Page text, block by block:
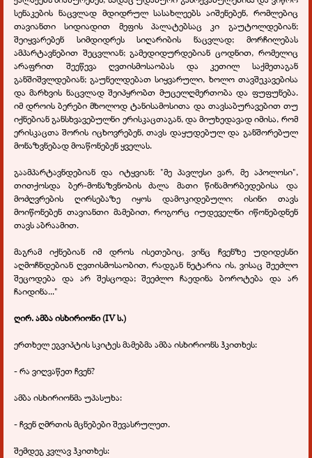
სენაკების ნაცვლად მდიდრულ სასახლეებს აიშენებენ, რომლებიც
თავიანთი სიდიადით მეფის პალატებსაც კი გაუტოლდებიან;
შეიყვარებენ სიმდიდრეს სიღარიბის ნაცვლად; მორჩილებას
ამპარტავნებით შეცვლიან; გამედიდურდებიან ცოდნით, რომელიც
არაფრით შეეწევა ღვთისმოსაობას და კეთილ საქმეთაგან
განშიშვლდებიან; გაუნელდებათ სიყვარული, ხოლო თავშეკავებისა
და მარხვის ნაცვლად შეიპყრობთ მუცელღმერთობა და ფუფუნება.
იმ დროის ბერები მხოლოდ ტანისამოსითა და თავსაბურავებით თუ
იქნებიან განსხვავებულნი ერისკაცთაგან, და მიუხედავად იმისა, რომ
ერისკაცთა შორის იცხოვრებენ, თავს დაყუდებულ და განშორებულ
მონაზვნებად მოაწონებენ ყველას.
გაამპარტავნდებიან და იტყვიან: "მე პავლესი ვარ, მე აპოლოსი",
თითქოსდა ბერ-მონაზვნობის ძალა მათი წინამორბედებისა და
მოძღვრების ღირსებაზე იყოს დამოკიდებული; ისინი თავს
მოიწონებენ თავიანთი მამებით, როგორც იუდეველნი იწონებდნენ
თავს აბრაამით.
მაგრამ იქნებიან იმ დროს ისეთებიც, ვინც ჩვენზე უდიდესნი
აღმოჩნდებიან ღვთისმოსაობით, რადგან ნეტარია ის, ვისაც შეეძლო
შეცოდება და არ შესცოდა; შეეძლო ჩაედინა ბოროტება და არ
ჩაიდინა..."
ღირ. ამბა ისხირიონი (IV ს.)
ერთხელ ეგვიპტის სკიტეს მამებმა ამბა ისხირიონს ჰკითხეს:
- რა ვიღვაწეთ ჩვენ?
ამბა ისხირიონმა უპასუხა:
- ჩვენ ღმრთის მცნებები შევასრულეთ.
შემდეგ კვლავ ჰკითხეს: